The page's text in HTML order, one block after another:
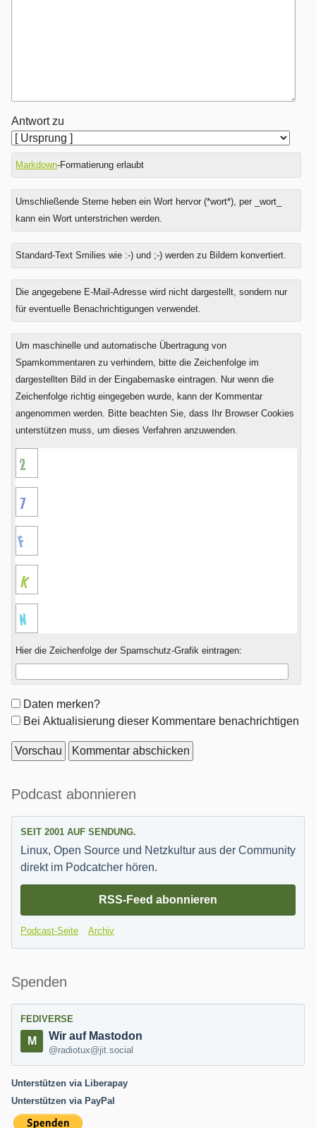
Antwort zu
Markdown-Formatierung erlaubt
Umschließende Sterne heben ein Wort hervor (*wort*), per _wort_
kann ein Wort unterstrichen werden.
Standard-Text Smilies wie :-) und ;-) werden zu Bildern konvertiert.
Was
ist
Drei
plus
Die angegebene E-Mail-Adresse wird nicht dargestellt, sondern nur
für eventuelle Benachrichtigungen verwendet.
Um maschinelle und automatische Übertragung von
Spamkommentaren zu verhindern, bitte die Zeichenfolge im
dargestellten Bild in der Eingabemaske eintragen. Nur wenn die
Zeichenfolge richtig eingegeben wurde, kann der Kommentar
angenommen werden. Bitte beachten Sie, dass Ihr Browser Cookies
unterstützen muss, um dieses Verfahren anzuwenden.
Hier die Zeichenfolge der Spamschutz-Grafik eintragen:
Formular-
Optionen
Daten merken?
Bei Aktualisierung dieser Kommentare benachrichtigen
Seitenleiste
Podcast abonnieren
SEIT 2001 AUF SENDUNG.
Linux, Open Source und Netzkultur aus der Community
direkt im Podcatcher hören.
RSS-Feed abonnieren
Podcast-Seite Archiv
Spenden
FEDIVERSE
Wir auf Mastodon
@radiotux@jit.social
Unterstützen via Liberapay
Unterstützen via PayPal